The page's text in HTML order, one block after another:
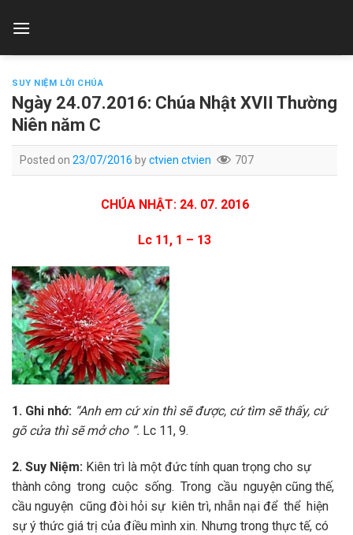
SUY NIỆM LỜI CHÚA
Ngày 24.07.2016: Chúa Nhật XVII Thường
Niên năm C
Posted on 23/07/2016 byctvien ctvien 707
CHÚA NHẬT: 24. 07. 2016
Lc 11, 1 – 13
1. Ghi nhớ: “Anh em cứ xin thì sẽ được, cứ tìm sẽ thấy, cứ
gõ cửa thì sẽ mở cho ”. Lc 11, 9.
2. Suy Niệm: Kiên trì là một đức tính quan trọng cho sự
thành công trong cuộc sống. Trong cầu nguyện cũng thế,
cầu nguyện cũng đòi hỏi sự kiên trì, nhẫn nại để thể hiện
sự ý thức giá trị của điều mình xin. Nhưng trong thực tế, có